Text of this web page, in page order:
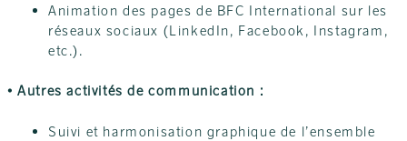
Animation des pages de BFC International sur les
réseaux sociaux (LinkedIn, Facebook, Instagram,
etc.).
• Autres activités de communication :
Suivi et harmonisation graphique de l’ensemble